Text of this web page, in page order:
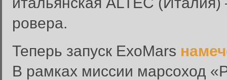
ровера.
Теперь запуск ExoMars
В рамках миссии марсоход